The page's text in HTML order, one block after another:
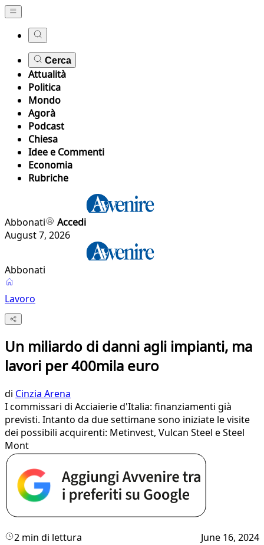
Cerca
Attualità
Politica
Mondo
Agorà
Podcast
Chiesa
Idee e Commenti
Economia
Rubriche
Abbonati
Accedi
August 7, 2026
Abbonati
Lavoro
Un miliardo di danni agli impianti, ma
lavori per 400mila euro
di Cinzia Arena
I commissari di Acciaierie d'Italia: finanziamenti già
previsti. Intanto da due settimane sono iniziate le visite
dei possibili acquirenti: Metinvest, Vulcan Steel e Steel
Mont
2 min di lettura June 16, 2024